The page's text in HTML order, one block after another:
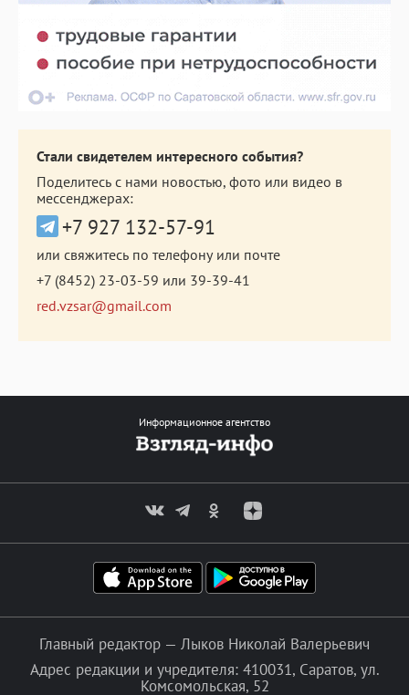
Стали свидетелем интересного события?
Поделитесь с нами новостью, фото или видео в
мессенджерах:
+7 927 132-57-91
или свяжитесь по телефону или почте
+7 (8452) 23-03-59 или 39-39-41
red.vzsar@gmail.com
Информационное агентство
Главный редактор — Лыков Николай Валерьевич
Адрес редакции и учредителя: 410031, Саратов, ул.
Комсомольская, 52